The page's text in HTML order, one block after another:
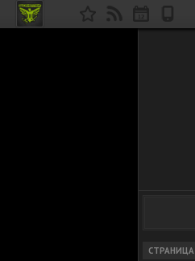
СТРАНИЦА